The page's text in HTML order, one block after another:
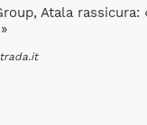
Atala rassicura: